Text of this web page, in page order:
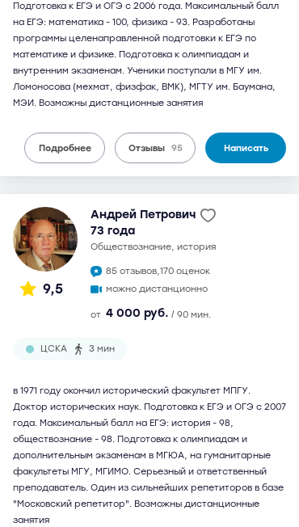
Подготовка к ЕГЭ и ОГЭ с 2006 года. Максимальный балл
на ЕГЭ: математика - 100, физика - 93. Разработаны
программы целенаправленной подготовки к ЕГЭ по
математике и физике. Подготовка к олимпиадам и
внутренним экзаменам. Ученики поступали в МГУ им.
Ломоносова (мехмат, физфак, ВМК), МГТУ им. Баумана,
МЭИ. Возможны дистанционные занятия
Подробнее Отзывы 95 Написать
9,5
Андрей Петрович
73 года
обществознание, история
85 отзывов,170 оценок
можно дистанционно
от 4 000 руб. / 90 мин.
ЦСКА 3 мин
в 1971 году окончил исторический факультет МПГУ.
Доктор исторических наук. Подготовка к ЕГЭ и ОГЭ с 2007
года. Максимальный балл на ЕГЭ: история - 98,
обществознание - 98. Подготовка к олимпиадам и
дополнительным экзаменам в МГЮА, на гуманитарные
факультеты МГУ, МГИМО. Серьезный и ответственный
преподаватель. Один из сильнейших репетиторов в базе
"Московский репетитор". Возможны дистанционные
занятия